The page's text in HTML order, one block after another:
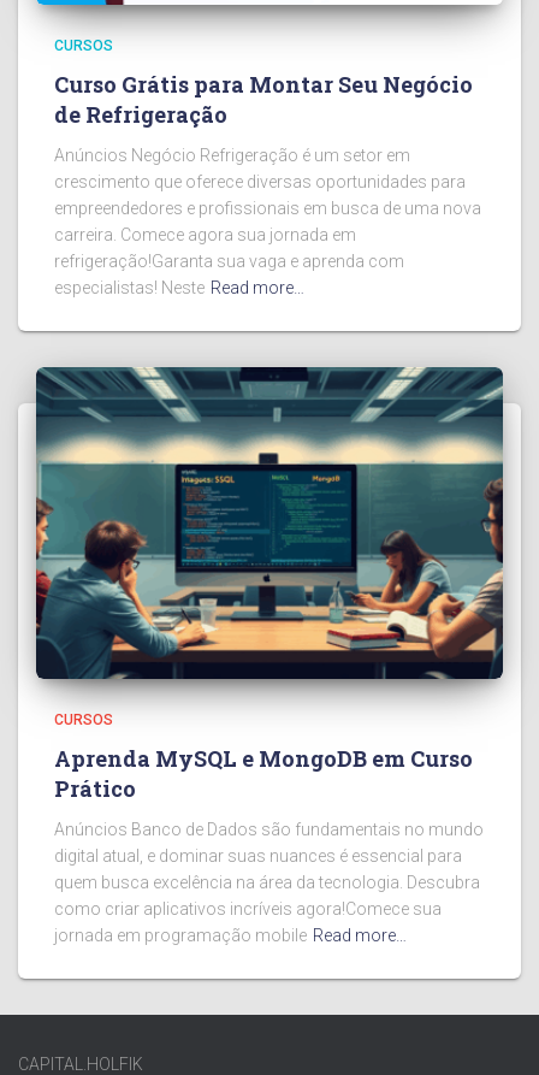
CURSOS
Curso Grátis para Montar Seu Negócio
de Refrigeração
Anúncios Negócio Refrigeração é um setor em
crescimento que oferece diversas oportunidades para
empreendedores e profissionais em busca de uma nova
carreira. Comece agora sua jornada em
refrigeração!Garanta sua vaga e aprenda com
especialistas! Neste Read more…
CURSOS
Aprenda MySQL e MongoDB em Curso
Prático
Anúncios Banco de Dados são fundamentais no mundo
digital atual, e dominar suas nuances é essencial para
quem busca excelência na área da tecnologia. Descubra
como criar aplicativos incríveis agora!Comece sua
jornada em programação mobile Read more…
CAPITAL.HOLFIK